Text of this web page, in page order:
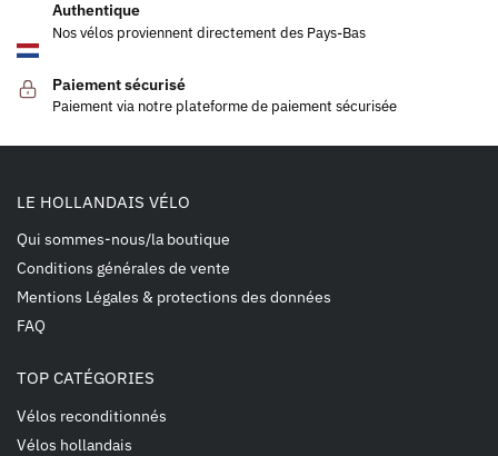
Authentique
Nos vélos proviennent directement des Pays-Bas
Paiement sécurisé
Paiement via notre plateforme de paiement sécurisée
LE HOLLANDAIS VÉLO
Qui sommes-nous/la boutique
Conditions générales de vente
Mentions Légales & protections des données
FAQ
TOP CATÉGORIES
Vélos reconditionnés
Vélos hollandais